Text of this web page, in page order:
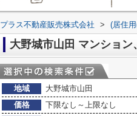
プラス不動産販売株式会社 > (居住
大野城市山田 マンショ
地域
大野城市山田
価格
下限なし～上限なし